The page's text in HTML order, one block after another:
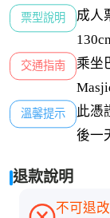
票型說明
成人
交通指南
乘坐
溫馨提示
此憑
後一
退款說明
不可退改